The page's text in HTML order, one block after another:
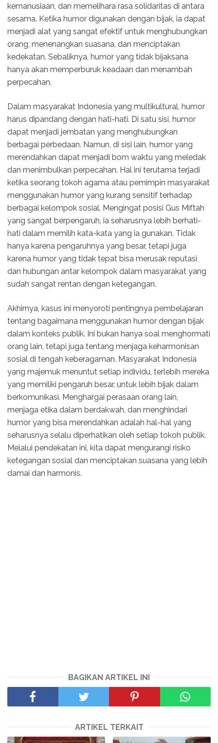
kemanusiaan, dan memelihara rasa solidaritas di antara
sesama. Ketika humor digunakan dengan bijak, ia dapat
menjadi alat yang sangat efektif untuk menghubungkan
orang, menenangkan suasana, dan menciptakan
kedekatan. Sebaliknya, humor yang tidak bijaksana
hanya akan memperburuk keadaan dan menambah
perpecahan.
Dalam masyarakat Indonesia yang multikultural, humor
harus dipandang dengan hati-hati. Di satu sisi, humor
dapat menjadi jembatan yang menghubungkan
berbagai perbedaan. Namun, di sisi lain, humor yang
merendahkan dapat menjadi bom waktu yang meledak
dan menimbulkan perpecahan. Hal ini terutama terjadi
ketika seorang tokoh agama atau pemimpin masyarakat
menggunakan humor yang kurang sensitif terhadap
berbagai kelompok sosial. Mengingat posisi Gus Miftah
yang sangat berpengaruh, ia seharusnya lebih berhati-
hati dalam memilih kata-kata yang ia gunakan. Tidak
hanya karena pengaruhnya yang besar, tetapi juga
karena humor yang tidak tepat bisa merusak reputasi
dan hubungan antar kelompok dalam masyarakat yang
sudah sangat rentan dengan ketegangan.
Akhirnya, kasus ini menyoroti pentingnya pembelajaran
tentang bagaimana menggunakan humor dengan bijak
dalam konteks publik. Ini bukan hanya soal menghormati
orang lain, tetapi juga tentang menjaga keharmonisan
sosial di tengah keberagaman. Masyarakat Indonesia
yang majemuk menuntut setiap individu, terlebih mereka
yang memiliki pengaruh besar, untuk lebih bijak dalam
berkomunikasi. Menghargai perasaan orang lain,
menjaga etika dalam berdakwah, dan menghindari
humor yang bisa merendahkan adalah hal-hal yang
seharusnya selalu diperhatikan oleh setiap tokoh publik.
Melalui pendekatan ini, kita dapat mengurangi risiko
ketegangan sosial dan menciptakan suasana yang lebih
damai dan harmonis.
BAGIKAN ARTIKEL INI
ARTIKEL TERKAIT